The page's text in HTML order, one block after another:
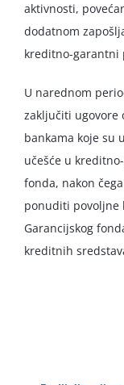
aktivnosti,
dodatnom
kreditno-garantni
U narednom
zaključiti ugovore
bankama koje su
učešće u
fonda, nakon
ponuditi povoljne
Garancijskog
kreditnih